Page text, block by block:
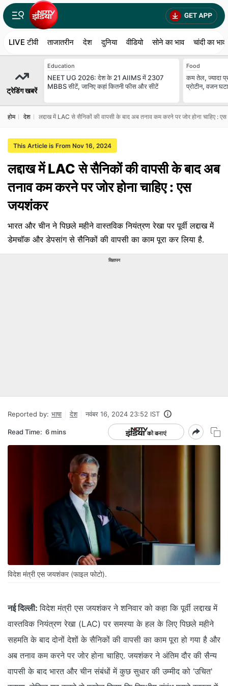
LIVE टीवी ताजातरीन देश दुनिया वीडियो सोने का भाव चांदी का भाव
ट्रेडिंग खबरें
Education
NEET UG 2026: देश के 21 AIIMS में 2307
MBBS सीटें, जानिए कहां कितनी फीस और सीटें
Food
कम तेल, ज्यादा
प्रोटीन, वजन
होम देश लद्दाख में LAC से सैनिकों की वापसी के बाद अब तनाव कम करने पर जोर होना चाहिए :
This Article is From Nov 16, 2024
लद्दाख में LAC से सैनिकों की वापसी के बाद अब
तनाव कम करने पर जोर होना चाहिए : एस
जयशंकर
भारत और चीन ने पिछले महीने वास्तविक नियंत्रण रेखा पर पूर्वी लद्दाख में
डेमचॉक और डेपसांग से सैनिकों की वापसी का काम पूरा कर लिया है.
विज्ञापन
Reported by: भाषा देश नवंबर 16, 2024 23:52 IST
Read Time: 6 mins
विदेश मंत्री एस जयशंकर (फाइल फोटो).
नई दिल्ली: विदेश मंत्री एस जयशंकर ने शनिवार को कहा कि पूर्वी लद्दाख में
वास्तविक नियंत्रण रेखा (LAC) पर समस्या के हल के लिए पिछले महीने
सहमति के बाद दोनों देशों के सैनिकों की वापसी का काम पूरा हो गया है और
अब तनाव कम करने पर जोर होना चाहिए. जयशंकर ने अंतिम दौर की सैन्य
वापसी के बाद भारत और चीन संबंधों में कुछ सुधार की उम्मीद को ‘उचित'